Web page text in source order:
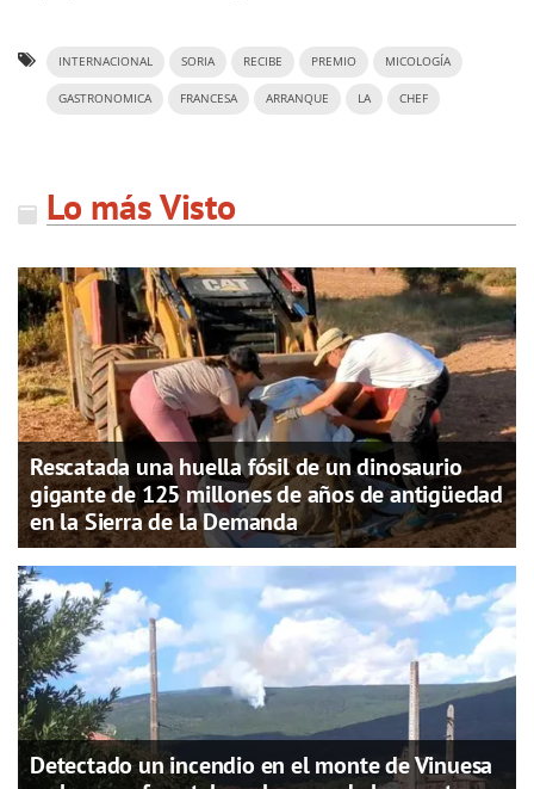
INTERNACIONAL SORIA RECIBE PREMIO MICOLOGÍA
GASTRONOMICA FRANCESA ARRANQUE LA CHEF
Lo más Visto
Rescatada una huella fósil de un dinosaurio
gigante de 125 millones de años de antigüedad
en la Sierra de la Demanda
Detectado un incendio en el monte de Vinuesa